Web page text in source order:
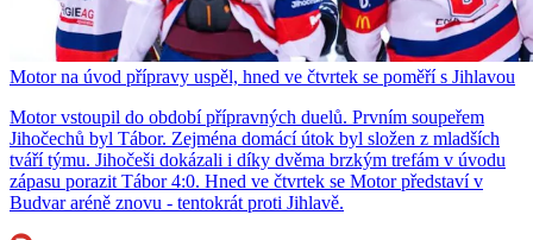
Motor na úvod přípravy uspěl, hned ve čtvrtek se poměří s Jihlavou
Motor vstoupil do období přípravných duelů. Prvním soupeřem
Jihočechů byl Tábor. Zejména domácí útok byl složen z mladších
tváří týmu. Jihočeši dokázali i díky dvěma brzkým trefám v úvodu
zápasu porazit Tábor 4:0. Hned ve čtvrtek se Motor představí v
Budvar aréně znovu - tentokrát proti Jihlavě.